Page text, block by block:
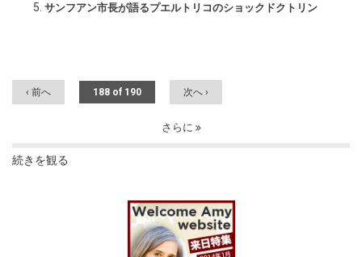
サンフアン市長が語るプエルトリコのショックドクトリン
‹ 前へ 188 of 190 次へ ›
さらに
続きを観る